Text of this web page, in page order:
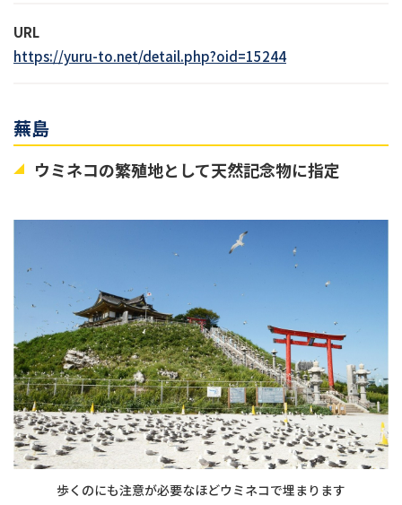
URL
https://yuru-to.net/detail.php?oid=15244
蕪島
ウミネコの繁殖地として天然記念物に指定
歩くのにも注意が必要なほどウミネコで埋まります